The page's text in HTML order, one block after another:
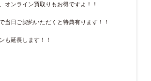
オンライン買取りもお得ですよ！！
当日ご契約いただくと特典有ります！！
も延長します！！